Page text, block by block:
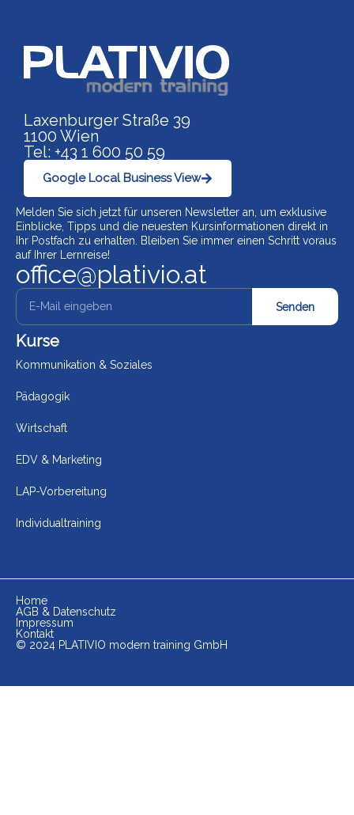
Link zu https://
Laxenburger Straße 39
1100 Wien
Tel: +43 1 600 50 59
Google Local Business View
Melden Sie sich jetzt für unseren Newsletter an, um exklusive
Einblicke, Tipps und die neuesten Kursinformationen direkt in
Ihr Postfach zu erhalten. Bleiben Sie immer einen Schritt voraus
auf Ihrer Lernreise!
office@plativio.at
Senden
Kurse
Kommunikation & Soziales
Pädagogik
Wirtschaft
EDV & Marketing
LAP-Vorbereitung
Individualtraining
Home
AGB & Datenschutz
Impressum
Kontakt
© 2024 PLATIVIO modern training GmbH